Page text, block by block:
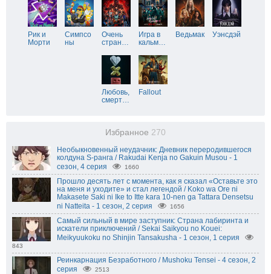
Рик и
Морти
Симпсо
ны
Очень
стран…
Игра в
кальм…
Ведьмак Уэнсдэй
Любовь,
смерт…
Fallout
Избранное 270
Необыкновенный неудачник: Дневник переродившегося
колдуна S-ранга / Rakudai Kenja no Gakuin Musou - 1
сезон, 4 серия
1660
Прошло десять лет с момента, как я сказал «Оставьте это
на меня и уходите» и стал легендой / Koko wa Ore ni
Makasete Saki ni Ike to Itte kara 10-nen ga Tattara Densetsu
ni Natteita - 1 сезон, 2 серия
1656
Самый сильный в мире заступник: Страна лабиринта и
искатели приключений / Sekai Saikyou no Kouei:
Meikyuukoku no Shinjin Tansakusha - 1 сезон, 1 серия
843
Реинкарнация Безработного / Mushoku Tensei - 4 сезон, 2
серия
2513